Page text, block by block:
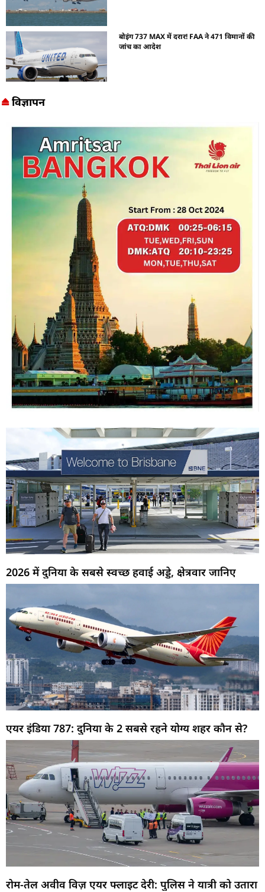
बोइंग 737 MAX में दरार! FAA ने 471 विमानों की
जांच का आदेश
विज्ञापन
2026 में दुनिया के सबसे स्वच्छ हवाई अड्डे, क्षेत्रवार जानिए
एयर इंडिया 787: दुनिया के 2 सबसे रहने योग्य शहर कौन से?
रोम-तेल अवीव विज़ एयर फ्लाइट देरी: पुलिस ने यात्री को उतारा